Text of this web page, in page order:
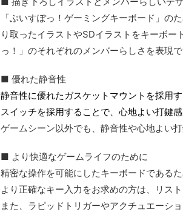
「ぶいすぽっ！ゲーミングキーボード」の
り取ったイラストやSDイラストをキーボ
っ！」のそれぞれのメンバーらしさを表現
■ 優れた静音性
静音性に優れたガスケットマウントを採用
スイッチを採用することで、心地よい打鍵感
ゲームシーン以外でも、静音性や心地よい
■ より快適なゲームライフのために
精密な操作を可能にしたキーボードである
より正確なキー入力をお求めの方は、リス
また、ラピッドトリガーやアクチュエーシ